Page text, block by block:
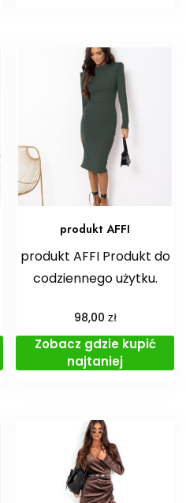
produkt AFFI
produkt AFFI Produkt do
codziennego użytku.
98,00 zł
Zobacz gdzie kupić
najtaniej